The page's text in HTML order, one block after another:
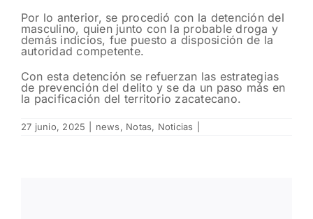
Por lo anterior, se procedió con la detención del
masculino, quien junto con la probable droga y
demás indicios, fue puesto a disposición de la
autoridad competente.
Con esta detención se refuerzan las estrategias
de prevención del delito y se da un paso más en
la pacificación del territorio zacatecano.
27 junio, 2025 news, Notas, Noticias